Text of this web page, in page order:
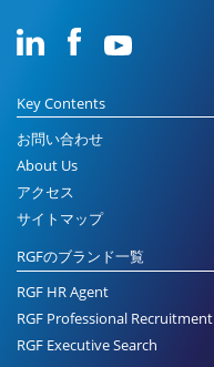
Key Contents
お問い合わせ
About Us
アクセス
サイトマップ
RGFのブランド一覧
RGF HR Agent
RGF Professional Recruitment
RGF Executive Search